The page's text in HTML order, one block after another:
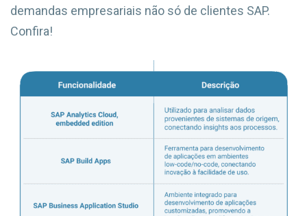
demandas empresariais não só de clientes SAP.
Confira!